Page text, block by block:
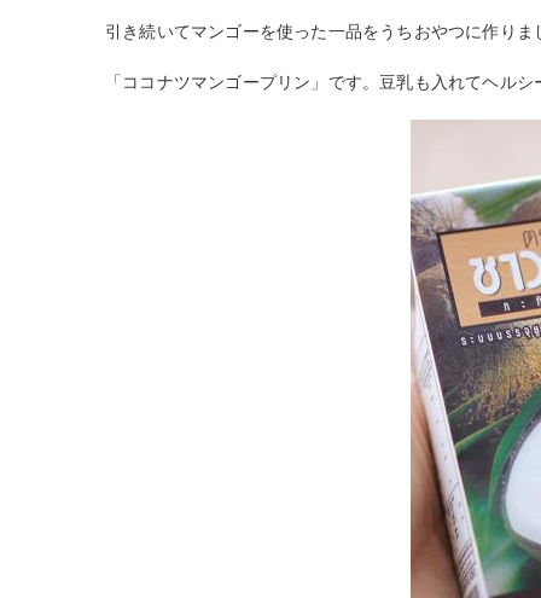
引き続いてマンゴーを使った一品をうちおやつに作りま
「ココナツマンゴープリン」です。豆乳も入れてヘルシ